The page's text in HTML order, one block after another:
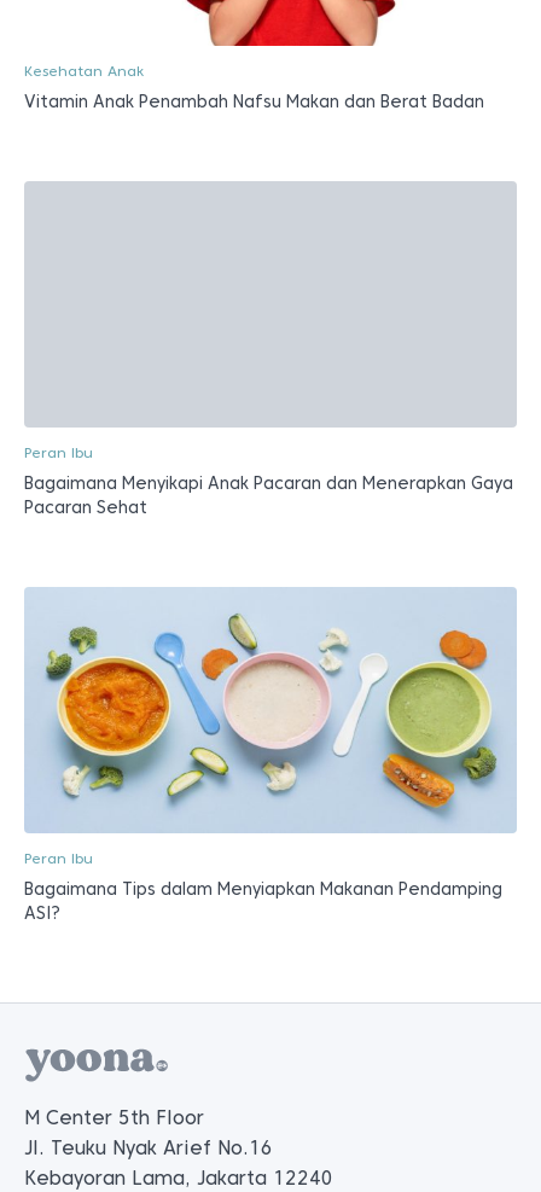
Kesehatan Anak
Vitamin Anak Penambah Nafsu Makan dan Berat Badan
Peran Ibu
Bagaimana Menyikapi Anak Pacaran dan Menerapkan Gaya
Pacaran Sehat
Peran Ibu
Bagaimana Tips dalam Menyiapkan Makanan Pendamping
ASI?
M Center 5th Floor
Jl. Teuku Nyak Arief No.16
Kebayoran Lama, Jakarta 12240